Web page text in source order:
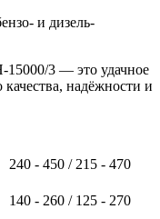
и дизель-
3 — это удачное
надёжности и
240 - 450 / 215 - 470
140 - 260 / 125 - 270